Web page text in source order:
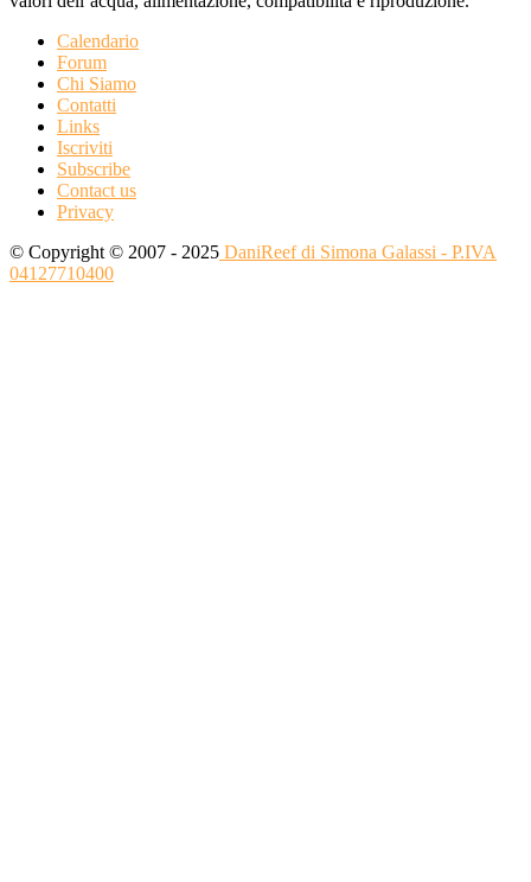
Calendario
Forum
Chi Siamo
Contatti
Links
Iscriviti
Subscribe
Contact us
Privacy
© Copyright © 2007 - 2025 DaniReef di Simona Galassi - P.IVA
04127710400